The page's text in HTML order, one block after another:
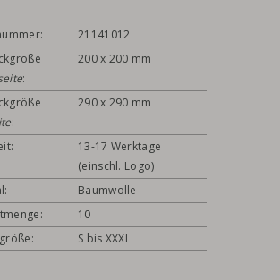
21141012
:
200 x 200 mm
:
290 x 290 mm
13-17 Werktage
(einschl. Logo)
Baumwolle
10
S bis XXXL